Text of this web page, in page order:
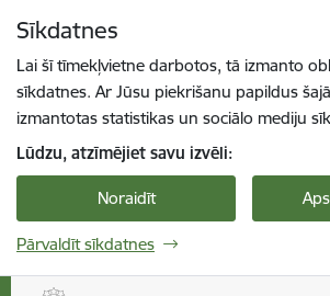
Sīkdatnes
Lai šī tīmekļvietne darbotos, tā izmanto
sīkdatnes. Ar Jūsu piekrišanu papildus
izmantotas statistikas un sociālo mediju
Lūdzu, atzīmējiet savu izvēli:
Noraidīt
Pārvaldīt sīkdatnes